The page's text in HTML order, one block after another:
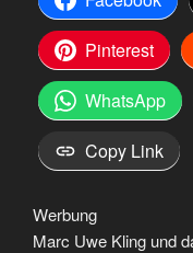
Pinterest
WhatsApp
Copy Link
Werbung
Marc Uwe Kling und